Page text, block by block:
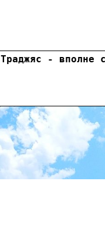
Траджяс - вполне